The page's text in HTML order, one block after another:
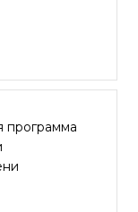
программа